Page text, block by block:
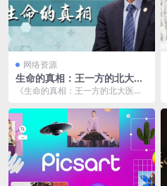
网络资源
生命的真相：王一方的北大医
学人文课
《生命的真相：王一方的北大医学
的系列课程，旨在通...